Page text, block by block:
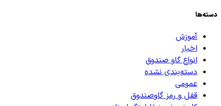
دسته‌ها
آموزش
اخبار
انواع گاو صندوق
دسته‌بندی نشده
عمومی
قفل و رمز گاوصندوق